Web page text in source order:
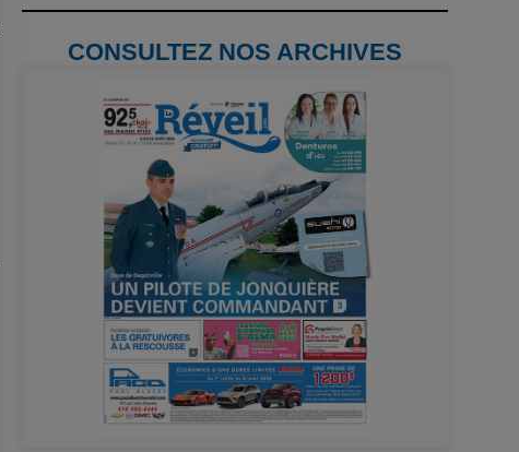
CONSULTEZ NOS ARCHIVES